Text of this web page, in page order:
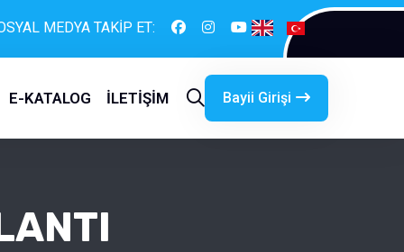
MEDYA TAKİP ET:
E-KATALOG İLETİŞİM Bayii Girişi